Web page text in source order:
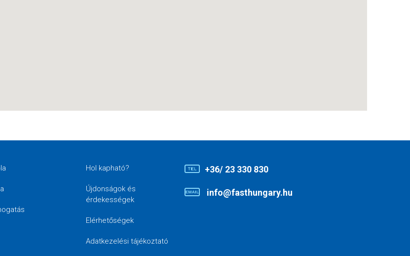
Hol kapható?
Újdonságok és
érdekességek
Elérhetőségek
Adatkezelési tájékoztató
+36/ 23 330 830
info@fasthungary.hu